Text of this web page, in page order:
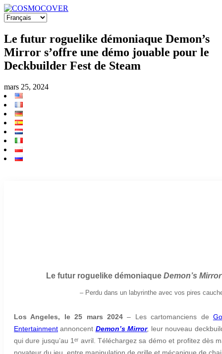
Le futur roguelike démoniaque Demon’s
Mirror s’offre une démo jouable pour le
Deckbuilder Fest de Steam
mars 25, 2024
Le futur roguelike démoniaque Demon’s Mirror
– Perdu dans un labyrinthe avec vos pires
Los Angeles, le 25 mars 2024– Les cartomanciens de
Entertainment annoncent Demon’s Mirror, leur nouveau
qui dure jusqu’au 1ᵉʳ avril. Téléchargez sa démo et profitez